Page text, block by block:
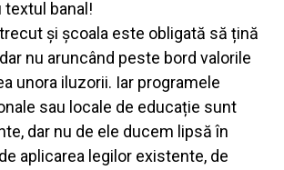
banal!
și școala este obligată să țină
nu aruncând peste bord valorile
unora iluzorii. Iar programele
sau locale de educație sunt
dar nu de ele ducem lipsă în
aplicarea legilor existente, de